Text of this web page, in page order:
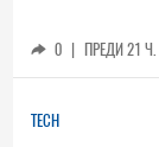
0 | ПРЕДИ 21 Ч.
TECH